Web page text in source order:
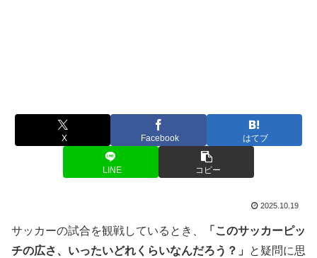
X Facebook はてブ
LINE コピー
2025.10.19
サッカーの試合を観戦しているとき、
「このサッカーピッ
チの広さ、いったいどれくらいなんだろう？」
と疑問に思